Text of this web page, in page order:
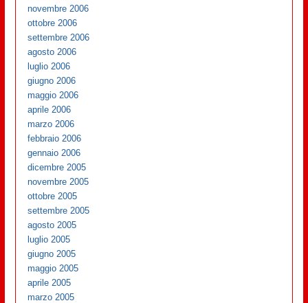
novembre 2006
ottobre 2006
settembre 2006
agosto 2006
luglio 2006
giugno 2006
maggio 2006
aprile 2006
marzo 2006
febbraio 2006
gennaio 2006
dicembre 2005
novembre 2005
ottobre 2005
settembre 2005
agosto 2005
luglio 2005
giugno 2005
maggio 2005
aprile 2005
marzo 2005